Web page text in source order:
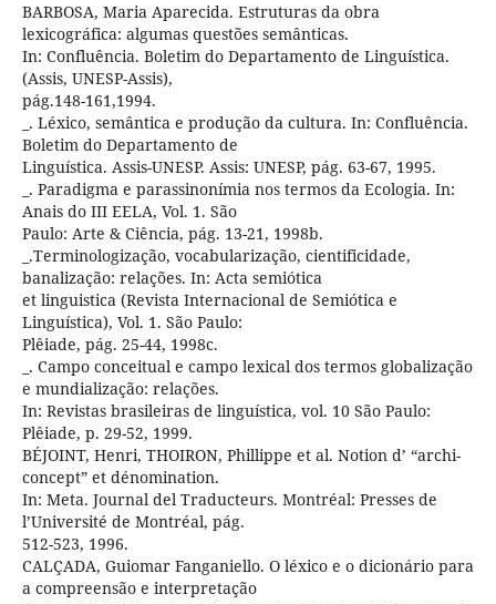
BARBOSA, Maria Aparecida. Estruturas da obra
lexicográfica: algumas questões semânticas.
In: Confluência. Boletim do Departamento de Linguística.
(Assis, UNESP-Assis),
pág.148-161,1994.
_. Léxico, semântica e produção da cultura. In: Confluência.
Boletim do Departamento de
Linguística. Assis-UNESP. Assis: UNESP, pág. 63-67, 1995.
_. Paradigma e parassinonímia nos termos da Ecologia. In:
Anais do III EELA, Vol. 1. São
Paulo: Arte & Ciência, pág. 13-21, 1998b.
_.Terminologização, vocabularização, cientificidade,
banalização: relações. In: Acta semiótica
et linguistica (Revista Internacional de Semiótica e
Linguística), Vol. 1. São Paulo:
Plêiade, pág. 25-44, 1998c.
_. Campo conceitual e campo lexical dos termos globalização
e mundialização: relações.
In: Revistas brasileiras de linguística, vol. 10 São Paulo:
Plêiade, p. 29-52, 1999.
BÉJOINT, Henri, THOIRON, Phillippe et al. Notion d’ “archi-
concept” et dénomination.
In: Meta. Journal del Traducteurs. Montréal: Presses de
l’Université de Montréal, pág.
512-523, 1996.
CALÇADA, Guiomar Fanganiello. O léxico e o dicionário para
a compreensão e interpretação